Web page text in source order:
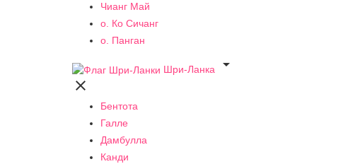
Чианг Май
о. Ко Сичанг
о. Панган
Шри-Ланка


Бентота
Галле
Дамбулла
Канди